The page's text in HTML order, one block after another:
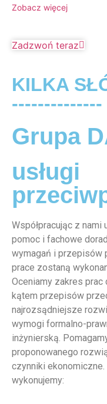
Zobacz więcej
Zadzwoń teraz
KILKA
--------------
Grupa
usługi
Współpracując z
pomoc i fachowe
wymagań i przepisów
prace zostaną
Oceniamy zakres prac
kątem przepisów
najrozsądniejsze
wymogi formalno-
inżynierską.
proponowanego
czynniki ekonomiczne.
wykonujemy: